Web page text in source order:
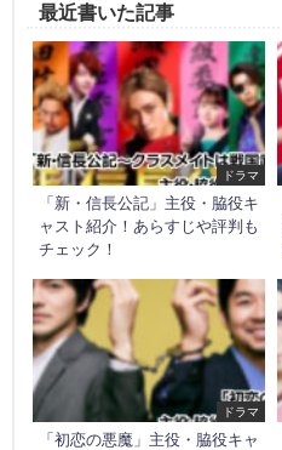
最近書いた記事
ドラマ
「新・信長公記」主役・脇役キ
ャスト紹介！あらすじや評判も
チェック！
ドラマ
「初恋の悪魔」主役・脇役キャ